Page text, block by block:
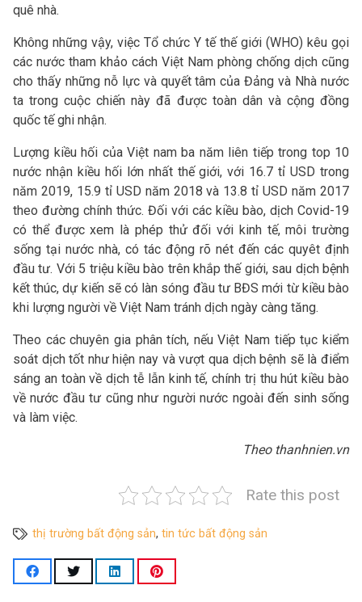
quê nhà.
Không những vậy, việc Tổ chức Y tế thế giới (WHO) kêu gọi
các nước tham khảo cách Việt Nam phòng chống dịch cũng
cho thấy những nỗ lực và quyết tâm của Đảng và Nhà nước
ta trong cuộc chiến này đã được toàn dân và cộng đồng
quốc tế ghi nhận.
Lượng kiều hối của Việt nam ba năm liên tiếp trong top 10
nước nhận kiều hối lớn nhất thế giới, với 16.7 tỉ USD trong
năm 2019, 15.9 tỉ USD năm 2018 và 13.8 tỉ USD năm 2017
theo đường chính thức. Đối với các kiều bào, dịch Covid-19
có thể được xem là phép thử đối với kinh tế, môi trường
sống tại nước nhà, có tác động rõ nét đến các quyêt định
đầu tư. Với 5 triệu kiều bào trên khắp thế giới, sau dịch bệnh
kết thúc, dự kiến sẽ có làn sóng đầu tư BĐS mới từ kiều bào
khi lượng người về Việt Nam tránh dịch ngày càng tăng.
Theo các chuyên gia phân tích, nếu Việt Nam tiếp tục kiểm
soát dịch tốt như hiện nay và vượt qua dịch bệnh sẽ là điểm
sáng an toàn về dịch tễ lẫn kinh tế, chính trị thu hút kiều bào
về nước đầu tư cũng như người nước ngoài đến sinh sống
và làm việc.
Theo thanhnien.vn
Rate this post
thị trường bất động sản, tin tức bất động sản